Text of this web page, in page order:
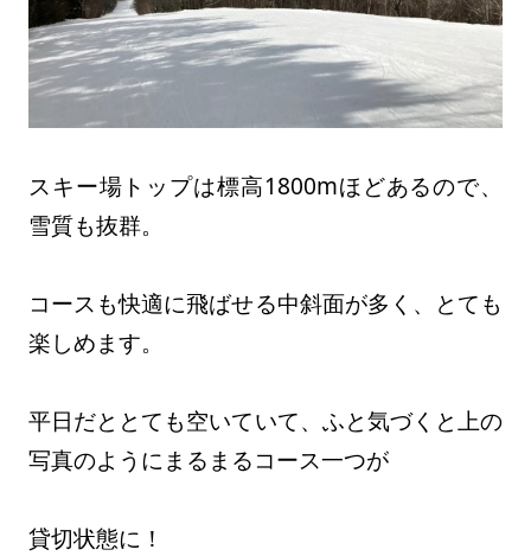
スキー場トップは標高1800mほどあるので、
雪質も抜群。
コースも快適に飛ばせる中斜面が多く、とても
楽しめます。
平日だととても空いていて、ふと気づくと上の
写真のようにまるまるコース一つが
貸切状態に！